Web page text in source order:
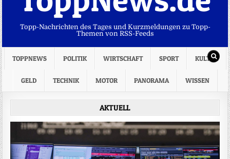
Topp-Nachrichten des Tages und Kurzmeldungen zu Topp-
Themen von RSS-Feeds
TOPPNEWS POLITIK WIRTSCHAFT SPORT KULTUR
GELD TECHNIK MOTOR PANORAMA WISSEN
AKTUELL